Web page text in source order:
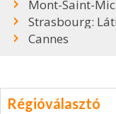
Mont-Saint-
Strasbourg:
Cannes
Régióválasztó